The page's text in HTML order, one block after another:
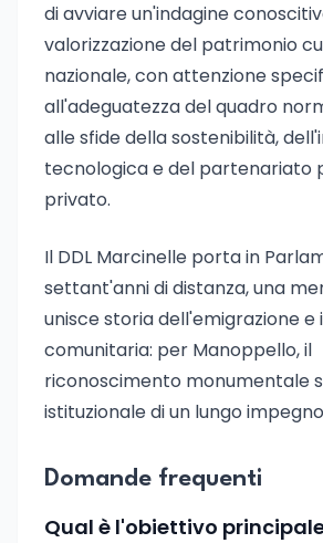
di avviare un'indagine
valorizzazione del patrimonio
nazionale, con attenzione
all'adeguatezza del quadro
alle sfide della sostenibilità,
tecnologica e del partenariato
privato.
Il DDL Marcinelle porta in
settant'anni di distanza, una
unisce storia dell'emigrazione
comunitaria: per Manoppello, il
riconoscimento monumentale
istituzionale di un lungo
Domande frequenti
Qual è l'obiettivo principale